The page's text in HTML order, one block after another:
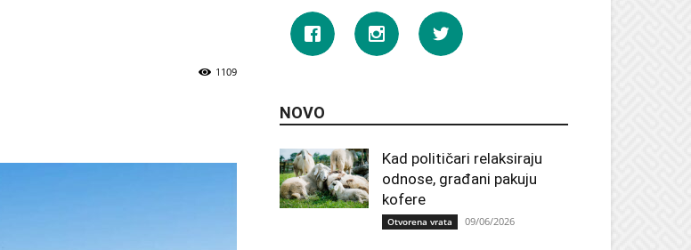
1109
NOVO
Kad političari relaksiraju
odnose, građani pakuju
kofere
Otvorena vrata 09/06/2026